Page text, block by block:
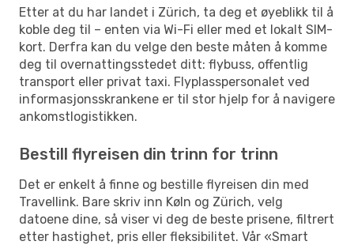
Etter at du har landet i Zürich, ta deg et øyeblikk til å
koble deg til – enten via Wi-Fi eller med et lokalt SIM-
kort. Derfra kan du velge den beste måten å komme
deg til overnattingsstedet ditt: flybuss, offentlig
transport eller privat taxi. Flyplasspersonalet ved
informasjonsskrankene er til stor hjelp for å navigere
ankomstlogistikken.
Bestill flyreisen din trinn for trinn
Det er enkelt å finne og bestille flyreisen din med
Travellink. Bare skriv inn Køln og Zürich, velg
datoene dine, så viser vi deg de beste prisene, filtrert
etter hastighet, pris eller fleksibilitet. Vår «Smart